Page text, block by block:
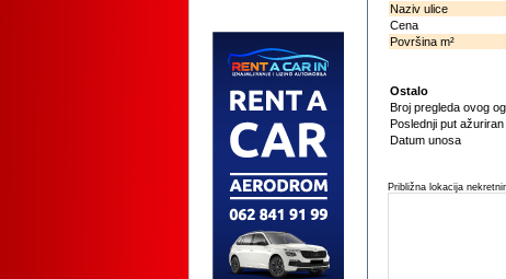
Naziv ulice
Cena
Površina m²
Ostalo
Broj pregleda ovog
Poslednji put ažuriran
Datum unosa
Približna lokacija